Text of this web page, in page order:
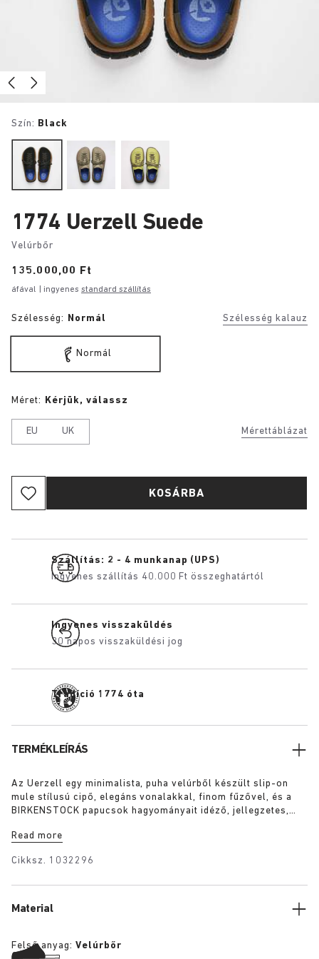
Szín: Black
1774 Uerzell Suede
Velúrbőr
Price:
135.000,00 Ft
áfával | ingyenes standard szállítás
Szélesség: Normál Szélesség kalauz
Normál
Mérettáblázat
Méret: Kérjük, válassz
EU UK
KOSÁRBA
Szállítás: 2 - 4 munkanap (UPS)
Ingyenes szállítás 40.000 Ft összeghatártól
Ingyenes visszaküldés
30 napos visszaküldési jog
Tradíció 1774 óta
TERMÉKLEÍRÁS
Az Uerzell egy minimalista, puha velúrből készült slip-on
mule stílusú cipő, elegáns vonalakkal, finom fűzővel, és a
BIRKENSTOCK papucsok hagyományait idéző, jellegzetes,
visszafogott lábbeli taupe, lime és maroon árnyalatokban
kifejezéséhez.
Read more
Cikksz. 1032296
Material
Felső anyag: Velúrbőr